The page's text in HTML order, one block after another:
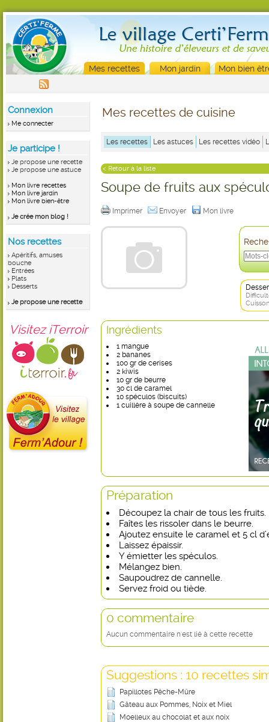
Mes recettes Mon jardin Mon bien
Connexion
Me connecter
Je participe !
Je propose une recette
Je propose une astuce
Mon livre recettes
Mon livre jardin
Mon livre bien-être
Je crée mon blog !
Nos recettes
Apéritifs, amuses
bouche
Entrées
Plats
Desserts
Je propose une recette
Visitez iTerroir
Mes recettes de cuisine
Les recettes Les astuces Les recettes vidéo
< Retour à la liste
Soupe de fruits aux
Imprimer Envoyer Mon livre
Ingrédients
1 mangue
2 bananes
100 gr de cerises
2 kiwis
10 gr de beurre
30 cl de caramel
10 spéculos (biscuits)
1 cuillère à soupe de cannelle
Préparation
Découpez la chair de tous les fruits.
Faîtes les rissoler dans le beurre.
Ajoutez ensuite le caramel et 5 cl
Laissez épaissir.
Y émietter les spéculos.
Mélangez bien.
Saupoudrez de cannelle.
Servez froid ou tiède.
0 commentaire
Aucun commentaire n'est lié à cette recette
Suggestions : 10 recettes
Papillotes Pêche-Mûre
Gâteau aux Pommes, Noix et Miel
Moelleux au chocolat et aux noix